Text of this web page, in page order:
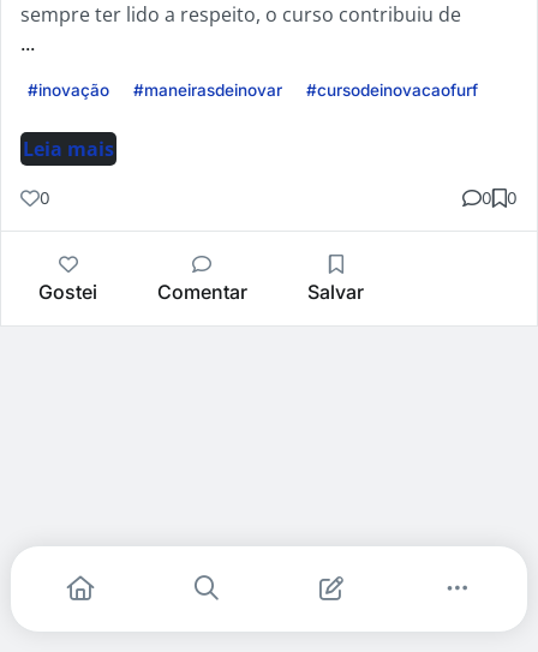
sempre ter lido a respeito, o curso contribuiu de
...
#inovação #maneirasdeinovar #cursodeinovacaofurf
Leia mais
0 0 0
Gostei Comentar Salvar